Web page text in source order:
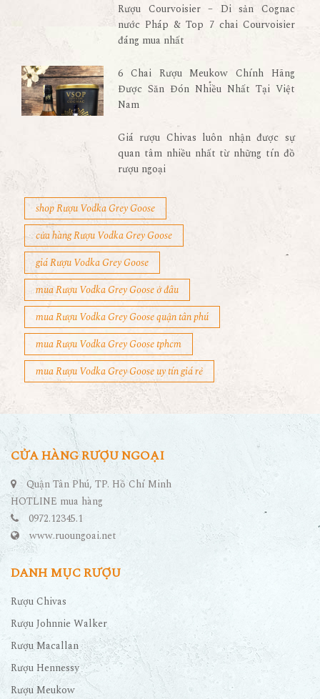
Rượu Courvoisier – Di sản Cognac
nước Pháp & Top 7 chai Courvoisier
đáng mua nhất
6 Chai Rượu Meukow Chính Hãng
Được Săn Đón Nhiều Nhất Tại Việt
Nam
Giá rượu Chivas luôn nhận được sự
quan tâm nhiều nhất từ những tín đồ
rượu ngoại
shop Rượu Vodka Grey Goose
cửa hàng Rượu Vodka Grey Goose
giá Rượu Vodka Grey Goose
mua Rượu Vodka Grey Goose ở đâu
mua Rượu Vodka Grey Goose quận tân phú
mua Rượu Vodka Grey Goose tphcm
mua Rượu Vodka Grey Goose uy tín giá rẻ
CỬA HÀNG RƯỢU NGOẠI
Quận Tân Phú, TP. Hồ Chí Minh
HOTLINE mua hàng
0972.12345.1
www.ruoungoai.net
DANH MỤC RƯỢU
Rượu Chivas
Rượu Johnnie Walker
Rượu Macallan
Rượu Hennessy
Rượu Meukow